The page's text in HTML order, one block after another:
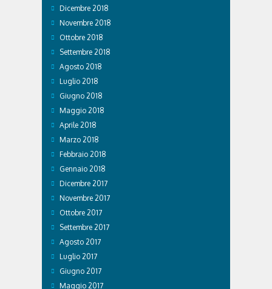
Dicembre 2018
Novembre 2018
Ottobre 2018
Settembre 2018
Agosto 2018
Luglio 2018
Giugno 2018
Maggio 2018
Aprile 2018
Marzo 2018
Febbraio 2018
Gennaio 2018
Dicembre 2017
Novembre 2017
Ottobre 2017
Settembre 2017
Agosto 2017
Luglio 2017
Giugno 2017
Maggio 2017